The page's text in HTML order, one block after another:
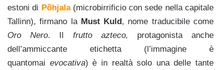
estoni di Põhjala(microbirrificio con sede nella capitale
Tallinn), firmano la Must Kuld, nome traducibile come
Oro Nero. Il frutto azteco, protagonista anche
dell’ammiccante etichetta (l’immagine è
quantomai evocativa) è in realtàsolo una delle tante